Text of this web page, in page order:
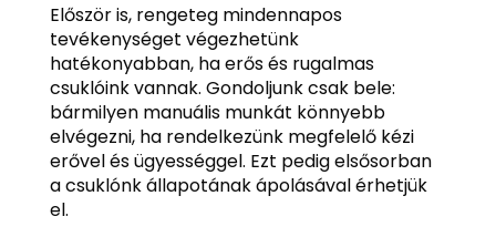
Először is, rengeteg mindennapos
tevékenységet végezhetünk
hatékonyabban, ha erős és rugalmas
csuklóink vannak. Gondoljunk csak bele:
bármilyen manuális munkát könnyebb
elvégezni, ha rendelkezünk megfelelő kézi
erővel és ügyességgel. Ezt pedig elsősorban
a csuklónk állapotának ápolásával érhetjük
el.